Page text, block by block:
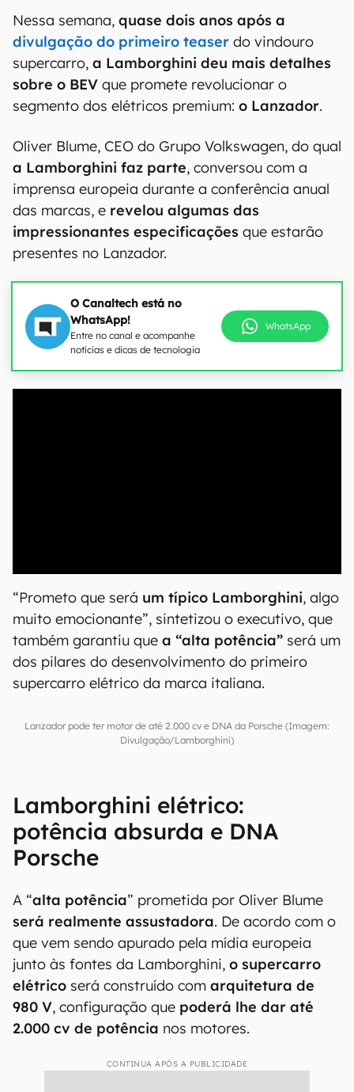
Nessa semana, quase dois anos após a
divulgação do primeiro teaser do vindouro
supercarro, a Lamborghini deu mais detalhes
sobre o BEV que promete revolucionar o
segmento dos elétricos premium: o Lanzador.
Oliver Blume, CEO do Grupo Volkswagen, do qual
a Lamborghini faz parte, conversou com a
imprensa europeia durante a conferência anual
das marcas, e revelou algumas das
impressionantes especificações que estarão
presentes no Lanzador.
O Canaltech está no
WhatsApp!
Entre no canal e acompanhe
notícias e dicas de tecnologia
WhatsApp
“Prometo que será um típico Lamborghini, algo
muito emocionante”, sintetizou o executivo, que
também garantiu que a “alta potência” será um
dos pilares do desenvolvimento do primeiro
supercarro elétrico da marca italiana.
Lanzador pode ter motor de até 2.000 cv e DNA da Porsche (Imagem:
Divulgação/Lamborghini)
Lamborghini elétrico:
potência absurda e DNA
Porsche
A “alta potência” prometida por Oliver Blume
será realmente assustadora. De acordo com o
que vem sendo apurado pela mídia europeia
junto às fontes da Lamborghini, o supercarro
elétrico será construído com arquitetura de
980 V, configuração que poderá lhe dar até
2.000 cv de potência nos motores.
CONTINUA APÓS A PUBLICIDADE